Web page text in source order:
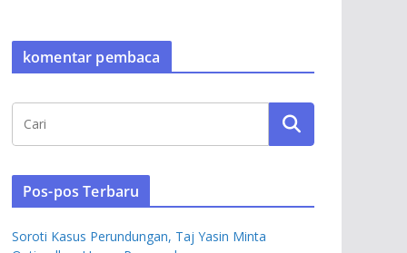
komentar pembaca
Pos-pos Terbaru
Soroti Kasus Perundungan, Taj Yasin Minta